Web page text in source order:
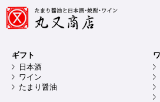
ギフト
日本酒
ワイン
たまり醤油